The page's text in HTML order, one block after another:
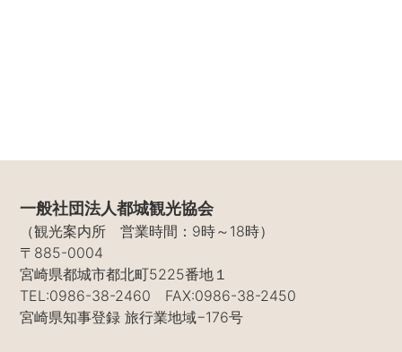
一般社団法人都城観光協会
（観光案内所 営業時間：9時～18時）
〒885-0004
宮崎県都城市都北町5225番地１
TEL:0986-38-2460 FAX:0986-38-2450
宮崎県知事登録 旅行業地域−176号